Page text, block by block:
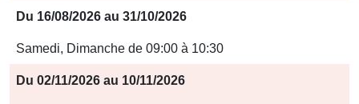
Horaires
Du 16/08/2026 au 31/10/2026
Samedi, Dimanche de 09:00 à 10:30
Du 02/11/2026 au 10/11/2026